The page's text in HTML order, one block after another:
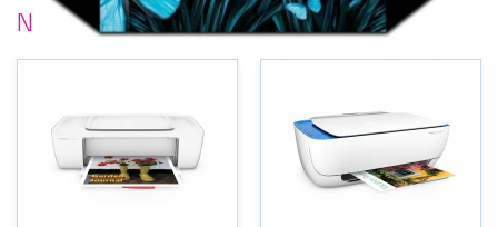
Nejoblíbenějšítiskárny HP